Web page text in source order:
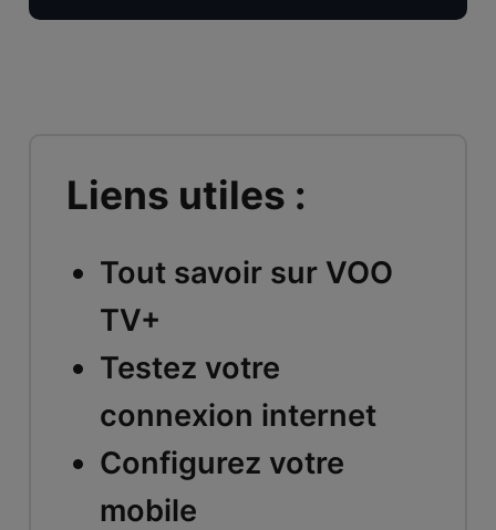
Liens utiles :
Tout savoir sur VOO
TV+
Testez votre
connexion internet
Configurez votre
mobile